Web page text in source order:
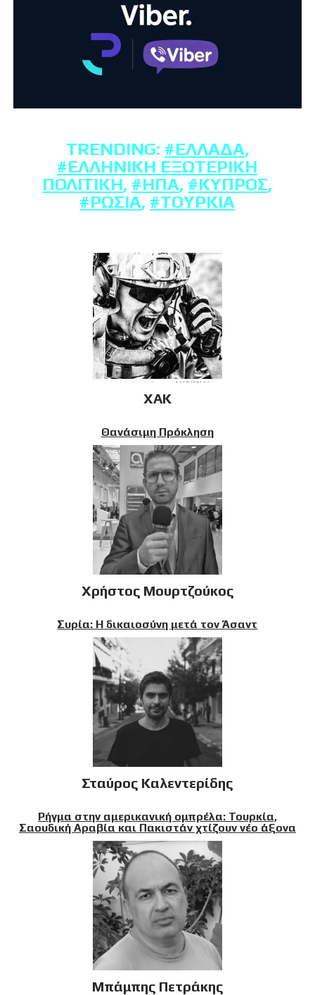
TRENDING: #ΕΛΛΆΔΑ,
#ΕΛΛΗΝΙΚΉ ΕΞΩΤΕΡΙΚΉ
ΠΟΛΙΤΙΚΉ, #ΗΠΑ, #ΚΎΠΡΟΣ,
#ΡΩΣΊΑ, #ΤΟΥΡΚΊΑ
XAK
Θανάσιμη Πρόκληση
Χρήστος Μουρτζούκος
Συρία: Η δικαιοσύνη μετά τον Άσαντ
Σταύρος Καλεντερίδης
Ρήγμα στην αμερικανική ομπρέλα: Τουρκία,
Σαουδική Αραβία και Πακιστάν χτίζουν νέο άξονα
Μπάμπης Πετράκης